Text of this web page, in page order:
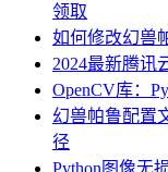
领取
如何修改幻兽
2024最新腾讯
OpenCV库：
幻兽帕鲁配置
径
Python图像无